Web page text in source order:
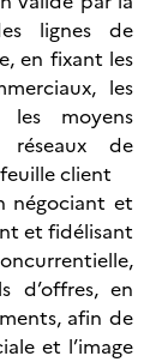
lignes de
en fixant les
les
les moyens
réseaux de
client
négociant et
et fidélisant
d’offres, en
afin de
et l’image